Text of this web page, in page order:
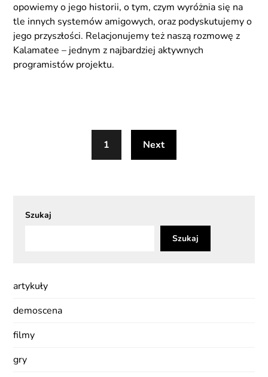
opowiemy o jego historii, o tym, czym wyróżnia się na
tle innych systemów amigowych, oraz podyskutujemy o
jego przyszłości. Relacjonujemy też naszą rozmowę z
Kalamatee – jednym z najbardziej aktywnych
programistów projektu.
1 Next
Szukaj
Szukaj
artykuły
demoscena
filmy
gry